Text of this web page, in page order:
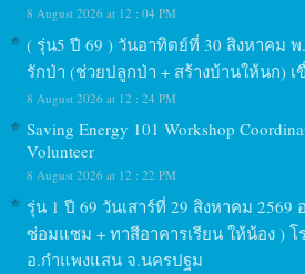
8 August 2026 at 12 : 04 PM
( รุ่น5 ปี 69 ) วันอาทิตย์ที่ 30 สิงหาคม
รักป่า (ช่วยปลูกป่า + สร้างบ้านให้นก)
8 August 2026 at 12 : 24 PM
Saving Energy 101 Workshop
Volunteer
8 August 2026 at 12 : 22 PM
รุ่น 1 ปี 69 วันเสาร์ที่ 29 สิงหาคม
ซ่อมแซม + ทาสีอาคารเรียน ให้น้อง ) โ
อ.กำแพงแสน จ.นครปฐม